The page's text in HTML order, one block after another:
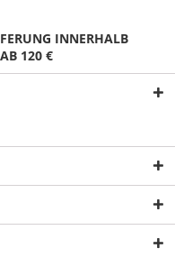
INNERHALB
120 €